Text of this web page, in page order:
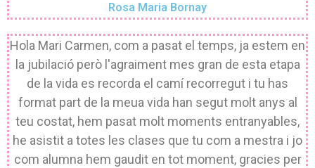
Rosa Maria Bornay
Hola Mari Carmen, com a pasat el temps, ja estem en
la jubilació però l'agraiment mes gran de esta etapa
de la vida es recorda el camí recorregut i tu has
format part de la meua vida han segut molt anys al
teu costat, hem pasat molt moments entranyables,
he asistit a totes les clases que tu com a mestra i jo
com alumna hem gaudit en tot moment, gracies per